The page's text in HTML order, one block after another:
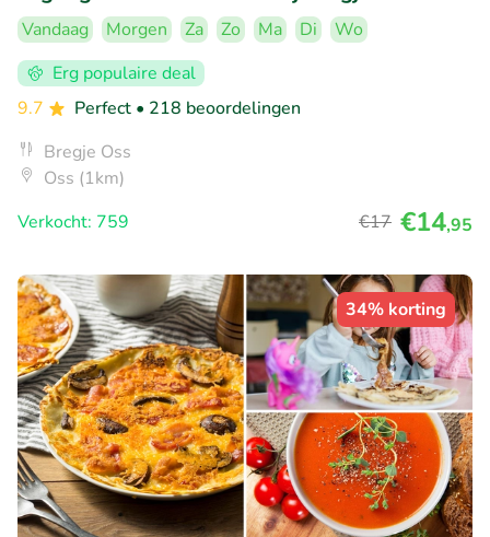
Vandaag Morgen Za Zo Ma Di
Wo
Erg populaire deal
9.7
Perfect • 218 beoordelingen
Bregje Oss
Oss (1km)
Verkocht: 759
€17 €14,95
34% korting